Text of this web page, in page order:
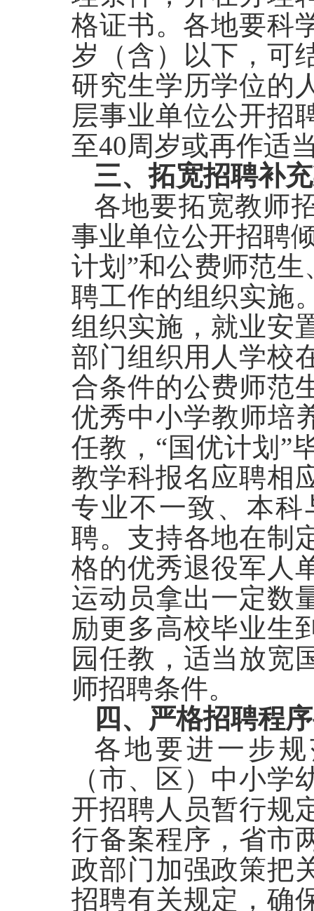
格证书。各地要科
岁（含）以下，可
研究生学历学位的
层事业单位公开招
至40周岁或再作适
三、拓宽招聘补
各地要拓宽教师
事业单位公开招聘
计划”和公费师范
聘工作的组织实施
组织实施，就业安
部门组织用人学校
合条件的公费师范
优秀中小学教师培
任教，“国优计划”
教学科报名应聘相
专业不一致、本
聘。支持各地在制
格的优秀退役军人
运动员拿出一定数
励更多高校毕业生
园任教，适当放宽
师招聘条件。
四、严格招聘程
各地要进一步
（市、区）中小
开招聘人员暂行规
行备案程序，省市
政部门加强政策把
招聘有关规定，确